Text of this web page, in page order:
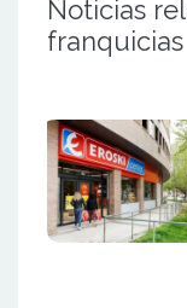
Noticias
franquicias